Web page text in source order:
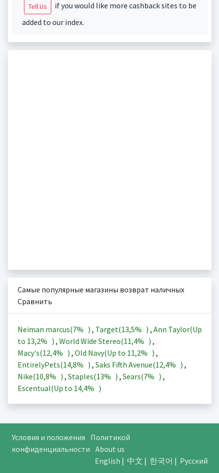
Tell Us
if you would like more cashback sites to be
added to our index.
Самые популярные магазины возврат наличных
Сравнить
Neiman marcus(7% ) , Target(13,5% ) , Ann Taylor(Up
to 13,2% ) , World Wide Stereo(11,4% ) ,
Macy's(12,4% ) , Old Navy(Up to 11,2% ) ,
EntirelyPets(14,8% ) , Saks Fifth Avenue(12,4% ) ,
Nike(10,8% ) , Staples(13% ) , Sears(7% ) ,
Escentual(Up to 14,4% )
Условия и положения
Политикой
конфиденциальности About us
English | 中文 | 한국어 | Русский